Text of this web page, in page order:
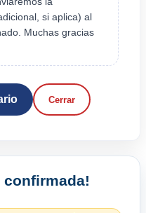
si aplica) al
Muchas gracias
Cerrar
confirmada!